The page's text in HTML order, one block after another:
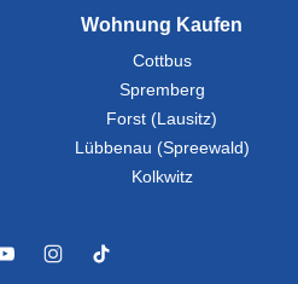
Wohnung Kaufen
Cottbus
Spremberg
Forst (Lausitz)
Lübbenau (Spreewald)
Kolkwitz